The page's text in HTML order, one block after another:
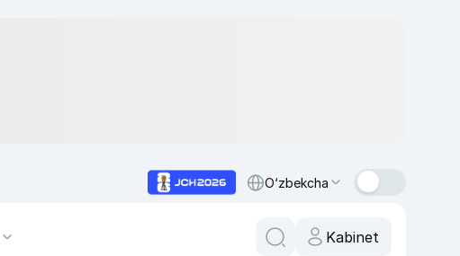
O‘zbekcha
Kabinet